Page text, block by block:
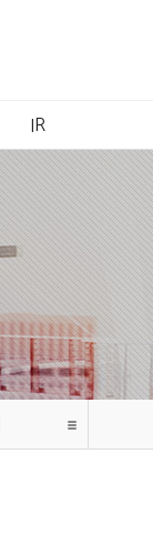
IR
IR개요
주가정보
재무정보
공시정보
공고